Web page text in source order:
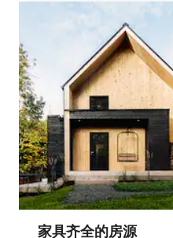
家具齐全的房源